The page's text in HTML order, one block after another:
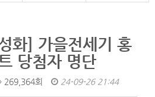
화] 가을전세기 홍
당첨자 명단
269,364회 24-09-26 21:44